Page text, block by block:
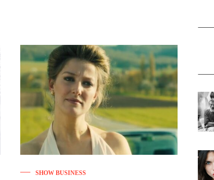
SHOW BUSINESS